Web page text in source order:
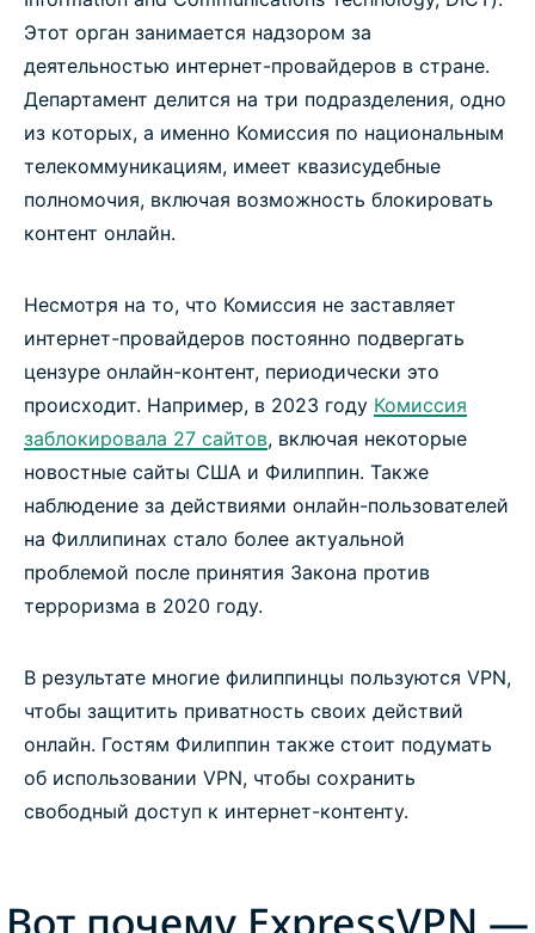
Этот орган занимается надзором за
деятельностью интернет-провайдеров в стране.
Департамент делится на три подразделения, одно
из которых, а именно Комиссия по национальным
телекоммуникациям, имеет квазисудебные
полномочия, включая возможность блокировать
контент онлайн.
Несмотря на то, что Комиссия не заставляет
интернет-провайдеров постоянно подвергать
цензуре онлайн-контент, периодически это
происходит. Например, в 2023 году Комиссия
заблокировала 27 сайтов, включая некоторые
новостные сайты США и Филиппин. Также
наблюдение за действиями онлайн-пользователей
на Филлипинах стало более актуальной
проблемой после принятия Закона против
терроризма в 2020 году.
В результате многие филиппинцы пользуются VPN,
чтобы защитить приватность своих действий
онлайн. Гостям Филиппин также стоит подумать
об использовании VPN, чтобы сохранить
свободный доступ к интернет-контенту.